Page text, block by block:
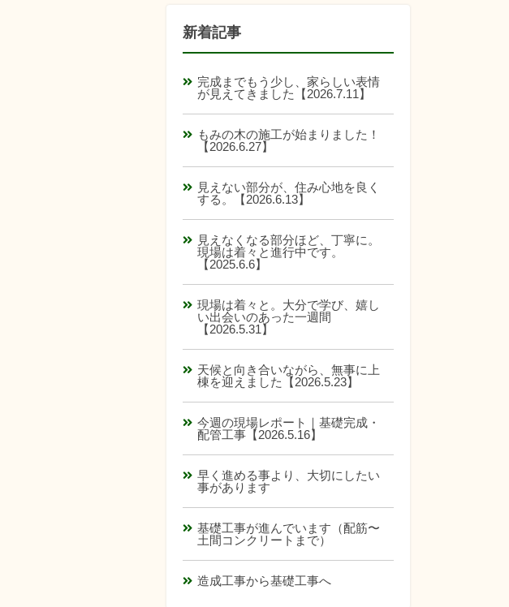
新着記事
完成までもう少し、家らしい表情
が見えてきました【2026.7.11】
もみの木の施工が始まりました！
【2026.6.27】
見えない部分が、住み心地を良く
する。【2026.6.13】
見えなくなる部分ほど、丁寧に。
現場は着々と進行中です。
【2025.6.6】
現場は着々と。大分で学び、嬉し
い出会いのあった一週間
【2026.5.31】
天候と向き合いながら、無事に上
棟を迎えました【2026.5.23】
今週の現場レポート｜基礎完成・
配管工事【2026.5.16】
早く進める事より、大切にしたい
事があります
基礎工事が進んでいます（配筋〜
土間コンクリートまで）
造成工事から基礎工事へ